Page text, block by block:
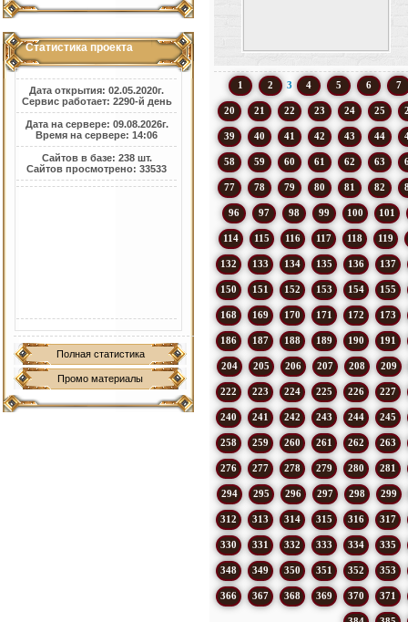
Статистика проекта
Дата открытия: 02.05.2020г.
Сервис работает: 2290-й день
Дата на сервере: 09.08.2026г.
Время на сервере: 14:06
Сайтов в базе: 238 шт.
Сайтов просмотрено: 33533
Полная статистика
Промо материалы
1 2 3 4 5 6 7
20 21 22 23 24 25
39 40 41 42 43 44
58 59 60 61 62 63
77 78 79 80 81 82
96 97 98 99 100 101
114 115 116 117 118 119
132 133 134 135 136 137
150 151 152 153 154 155
168 169 170 171 172 173
186 187 188 189 190 191
204 205 206 207 208 209
222 223 224 225 226 227
240 241 242 243 244 245
258 259 260 261 262 263
276 277 278 279 280 281
294 295 296 297 298 299
312 313 314 315 316 317
330 331 332 333 334 335
348 349 350 351 352 353
366 367 368 369 370 371